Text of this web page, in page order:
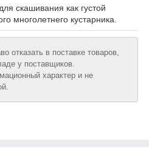
скашивания как густой
многолетнего кустарника.
отказать в поставке товаров,
у поставщиков.
характер и не